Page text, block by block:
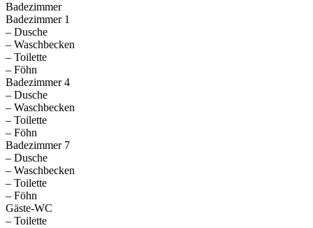
Badezimmer
Badezimmer 1
– Dusche
– Waschbecken
– Toilette
– Föhn
Badezimmer 4
– Dusche
– Waschbecken
– Toilette
– Föhn
Badezimmer 7
– Dusche
– Waschbecken
– Toilette
– Föhn
Gäste-WC
– Toilette